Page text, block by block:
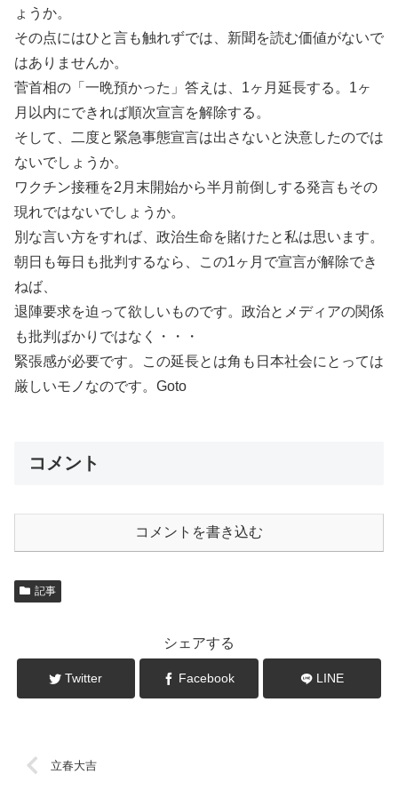
ょうか。
その点にはひと言も触れずでは、新聞を読む価値がないで
はありませんか。
菅首相の「一晩預かった」答えは、1ヶ月延長する。1ヶ
月以内にできれば順次宣言を解除する。
そして、二度と緊急事態宣言は出さないと決意したのでは
ないでしょうか。
ワクチン接種を2月末開始から半月前倒しする発言もその
現れではないでしょうか。
別な言い方をすれば、政治生命を賭けたと私は思います。
朝日も毎日も批判するなら、この1ヶ月で宣言が解除でき
ねば、
退陣要求を迫って欲しいものです。政治とメディアの関係
も批判ばかりではなく・・・
緊張感が必要です。この延長とは角も日本社会にとっては
厳しいモノなのです。Goto
コメント
コメントを書き込む
記事
シェアする
Twitter Facebook LINE
立春大吉